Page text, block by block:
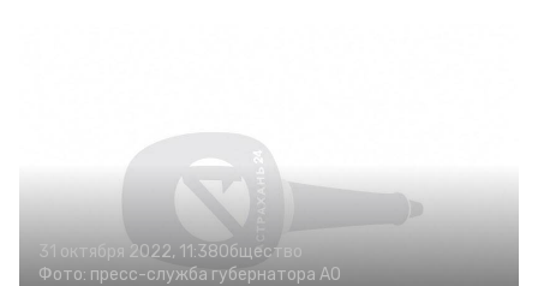
31 октября 2022, 11:38Общество
Фото: пресс-служба губернатора АО